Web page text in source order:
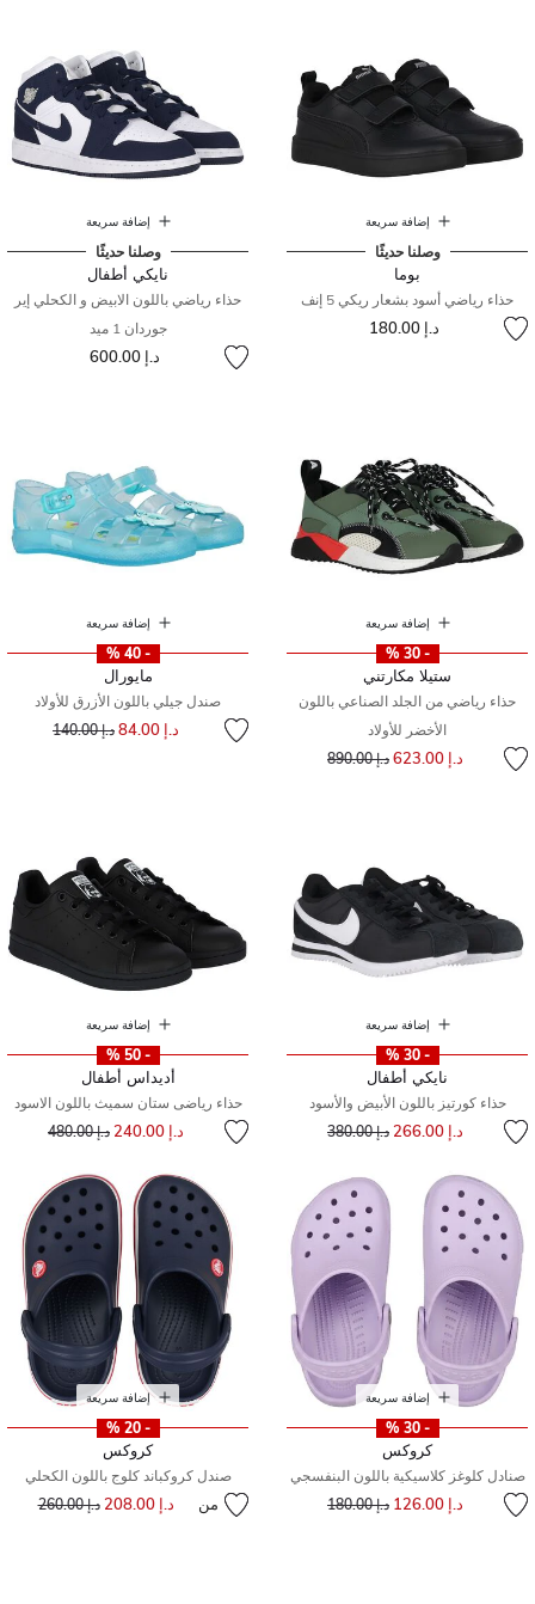
إضافة سريعة
وصلنا حديثًا
بوما
حذاء رياضي أسود بشعار ريكي 5 إنف
د.إ 180.00
إضافة سريعة
وصلنا حديثًا
نايكي أطفال
حذاء رياضي باللون الابيض و الكحلي إير
جوردان 1 ميد
د.إ 600.00
إضافة سريعة
- 30 %
ستيلا مكارتني
حذاء رياضي من الجلد الصناعي باللون
الأخضر للأولاد
د.إ 623.00 سعر مخفض مند.إ 890.00
إضافة سريعة
- 40 %
مايورال
صندل جيلي باللون الأزرق للأولاد
د.إ 84.00 سعر مخفض من
د.إ 140.00 إلى
إضافة سريعة
- 30 %
نايكي أطفال
حذاء كورتيز باللون الأبيض والأسود
د.إ 266.00 سعر مخفض مند.إ 380.00
إضافة سريعة
- 50 %
أديداس أطفال
حذاء رياضى ستان سميث باللون الاسود
د.إ 240.00 سعر مخفض من
د.إ 480.00 إلى
إضافة سريعة
- 30 %
كروكس
صنادل كلوغز كلاسيكية باللون البنفسجي
د.إ 126.00 سعر مخفض مند.إ 180.00
إضافة سريعة
- 20 %
كروكس
صندل كروكباند كلوج باللون الكحلي
من د.إ 208.00 سعر مخفض من
د.إ 260.00 إلى